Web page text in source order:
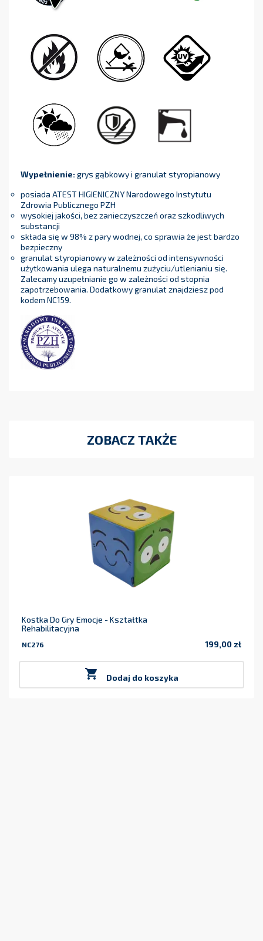
Wypełnienie:grys gąbkowy i granulat styropianowy
posiada ATEST HIGIENICZNY Narodowego Instytutu
Zdrowia Publicznego PZH
wysokiej jakości, bez zanieczyszczeń oraz szkodliwych
substancji
składa się w 98% z pary wodnej, co sprawia że jest bardzo
bezpieczny
granulat styropianowy w zależności od intensywności
użytkowania ulega naturalnemu zużyciu/utlenianiu się.
Zalecamy uzupełnianie go w zależności od stopnia
zapotrzebowania. Dodatkowy granulat znajdziesz pod
kodem NC159.
ZOBACZ TAKŻE
Kostka Do Gry Emocje - Kształtka
Rehabilitacyjna
NC276 199,00 zł
 Dodaj do koszyka